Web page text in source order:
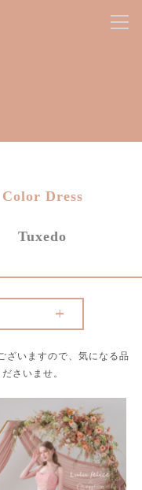
Color Dress
Tuxedo
ざいますので、気になる品
さいませ。